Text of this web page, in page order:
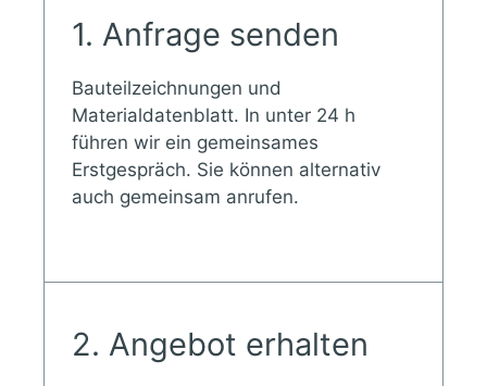
1. Anfrage senden
Bauteilzeichnungen und
Materialdatenblatt. In unter 24 h
führen wir ein gemeinsames
Erstgespräch. Sie können alternativ
auch gemeinsam anrufen.
2. Angebot erhalten